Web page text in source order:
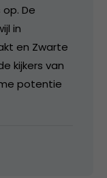
De
in
en Zwarte
kijkers van
potentie